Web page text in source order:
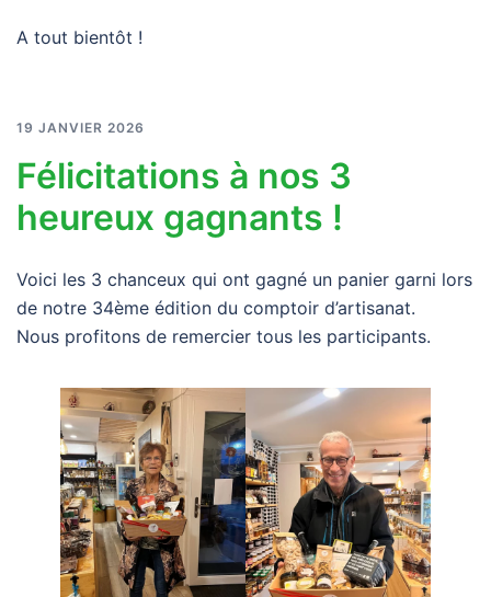
A tout bientôt !
19 JANVIER 2026
Félicitations à nos 3
heureux gagnants !
Voici les 3 chanceux qui ont gagné un panier garni lors
de notre 34ème édition du comptoir d’artisanat.
Nous profitons de remercier tous les participants.